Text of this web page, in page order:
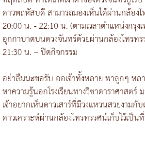
ดาวพฤหัสบดี สามารถมองเห็นได้ผ่านกล้อง
20:00 น. - 22:10 น. (ตามเวลาตำแหน่งกรุ
อุกกาบาตบนดวงจันทร์ด้วยผ่านกล้องโทรท
21:30 น. – ปิดกิจกรรม
อย่าลืมนะขอรับ ออเจ้าทั้งหลาย พาลูกๆ ห
หาความรู้นอกโรงเรียนทางวิชาดาราศาสตร์
เจ้าอยากเห็นดาวเสาร์ที่มีวงแหวนสวยงาม
ดาวเคราะห์ผ่านกล้องโทรทรรศน์เก็บไว้เป็